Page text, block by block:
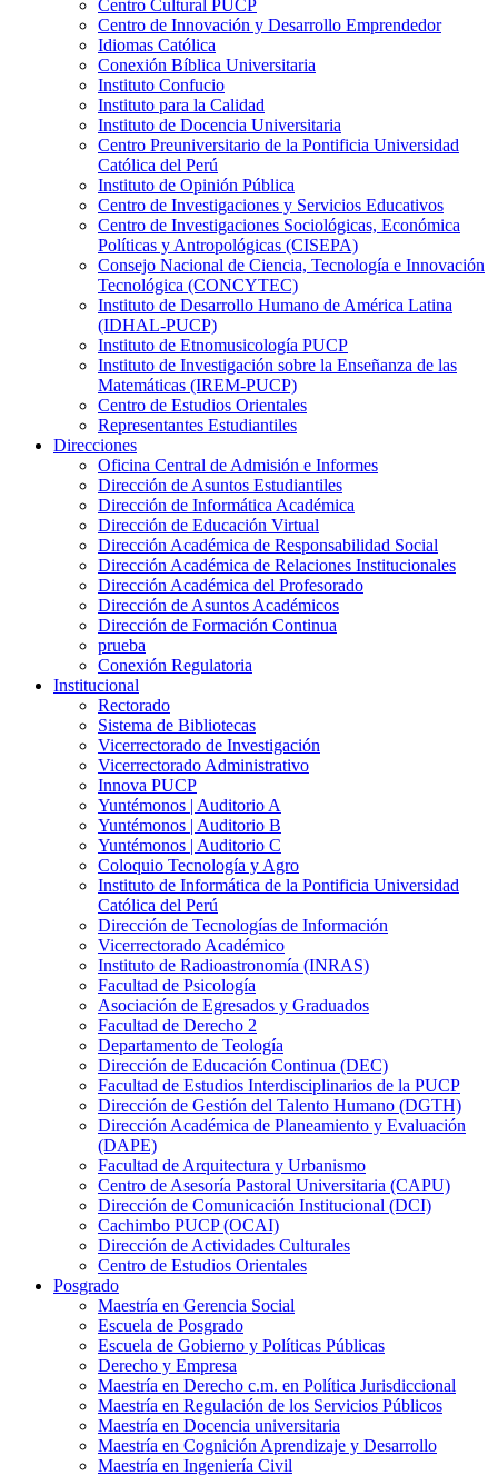
Centro Cultural PUCP
Centro de Innovación y Desarrollo Emprendedor
Idiomas Católica
Conexión Bíblica Universitaria
Instituto Confucio
Instituto para la Calidad
Instituto de Docencia Universitaria
Centro Preuniversitario de la Pontificia Universidad
Católica del Perú
Instituto de Opinión Pública
Centro de Investigaciones y Servicios Educativos
Centro de Investigaciones Sociológicas, Económica
Políticas y Antropológicas (CISEPA)
Consejo Nacional de Ciencia, Tecnología e Innovación
Tecnológica (CONCYTEC)
Instituto de Desarrollo Humano de América Latina
(IDHAL-PUCP)
Instituto de Etnomusicología PUCP
Instituto de Investigación sobre la Enseñanza de las
Matemáticas (IREM-PUCP)
Centro de Estudios Orientales
Representantes Estudiantiles
Direcciones
Oficina Central de Admisión e Informes
Dirección de Asuntos Estudiantiles
Dirección de Informática Académica
Dirección de Educación Virtual
Dirección Académica de Responsabilidad Social
Dirección Académica de Relaciones Institucionales
Dirección Académica del Profesorado
Dirección de Asuntos Académicos
Dirección de Formación Continua
prueba
Conexión Regulatoria
Institucional
Rectorado
Sistema de Bibliotecas
Vicerrectorado de Investigación
Vicerrectorado Administrativo
Innova PUCP
Yuntémonos | Auditorio A
Yuntémonos | Auditorio B
Yuntémonos | Auditorio C
Coloquio Tecnología y Agro
Instituto de Informática de la Pontificia Universidad
Católica del Perú
Dirección de Tecnologías de Información
Vicerrectorado Académico
Instituto de Radioastronomía (INRAS)
Facultad de Psicología
Asociación de Egresados y Graduados
Facultad de Derecho 2
Departamento de Teología
Dirección de Educación Continua (DEC)
Facultad de Estudios Interdisciplinarios de la PUCP
Dirección de Gestión del Talento Humano (DGTH)
Dirección Académica de Planeamiento y Evaluación
(DAPE)
Facultad de Arquitectura y Urbanismo
Centro de Asesoría Pastoral Universitaria (CAPU)
Dirección de Comunicación Institucional (DCI)
Cachimbo PUCP (OCAI)
Dirección de Actividades Culturales
Centro de Estudios Orientales
Posgrado
Maestría en Gerencia Social
Escuela de Posgrado
Escuela de Gobierno y Políticas Públicas
Derecho y Empresa
Maestría en Derecho c.m. en Política Jurisdiccional
Maestría en Regulación de los Servicios Públicos
Maestría en Docencia universitaria
Maestría en Cognición Aprendizaje y Desarrollo
Maestría en Ingeniería Civil